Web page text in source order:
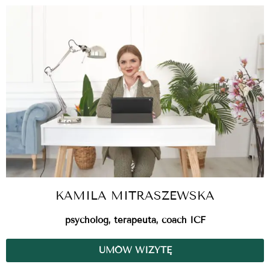
KAMILA MITRASZEWSKA
psycholog, terapeuta, coach ICF
UMÓW WIZYTĘ